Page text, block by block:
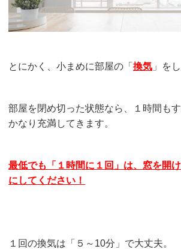
とにかく、小まめに部屋の「換気 」を
部屋を閉め切った状態なら、１時間も
かなり充満してきます。
最低でも「１時間に１回」は、窓を開
にしてください！
１回の換気は「５～10分」で大丈夫。